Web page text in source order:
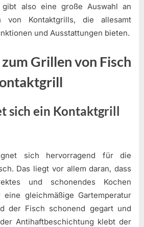
gibt also eine große Auswahl an
von Kontaktgrills, die allesamt
und Ausstattungen bieten.
Grillen von Fisch
sich ein Kontaktgrill
sich hervorragend für die
Das liegt vor allem daran, dass
und schonendes Kochen
gleichmäßige Gartemperatur
der Fisch schonend gegart und
Antihaftbeschichtung klebt der